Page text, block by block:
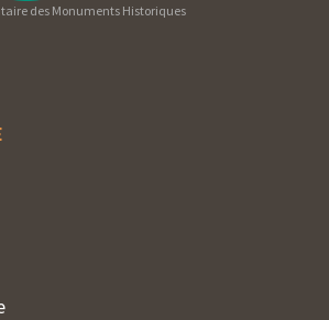
des Monuments Historiques